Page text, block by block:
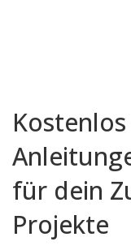
für dein
Projekte